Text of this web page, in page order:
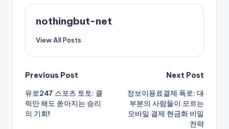
nothingbut-net
View All Posts
Post
navigation
Previous Post
유로247 스포츠 토토: 클
릭만 해도 쏟아지는 승리
의 기회!
Next Post
정보이용료결제 폭로: 대
부분의 사람들이 모르는
모바일 결제 현금화 비밀
전략